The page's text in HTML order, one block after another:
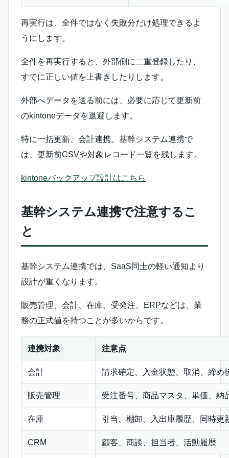
再実行は、全件ではなく失敗分だけ処理できるよ
うにします。
全件を再実行すると、外部側に二重登録したり、
すでに正しい値を上書きしたりします。
外部へデータを送る前には、必要に応じて更新前
のkintoneデータを退避します。
特に一括更新、会計連携、基幹システム連携で
は、更新前CSVや対象レコード一覧を残します。
kintoneバックアップ設計はこちら
基幹システム連携で注意するこ
と
基幹システム連携では、SaaS同士の軽い通知より
設計が重くなります。
販売管理、会計、在庫、受発注、ERPなどは、業
務の正式値を持つことが多いからです。
連携対象 注意点
会計 請求確定、入金状態、取消、締め
販売管理 受注番号、商品マスタ、単価、納
在庫 引当、棚卸、入出庫履歴、同時更
CRM 顧客、商談、担当者、活動履歴